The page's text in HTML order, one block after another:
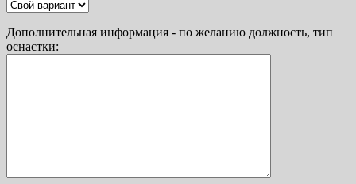
Дополнительная информация - по желанию должность, тип
оснастки: